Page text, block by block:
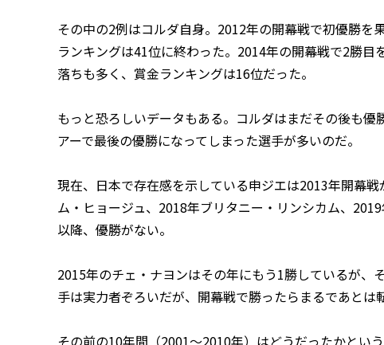
その中の2例はコルダ自身。2012年の開幕戦で初優勝を
ランキングは41位に終わった。2014年の開幕戦で2勝
落ちも多く、賞金ランキングは16位だった。
もっと恐ろしいデータもある。コルダはまだその後も
アーで最後の優勝になってしまった選手が多いのだ。
現在、日本で存在感を示している申ジエは2013年開幕
ム・ヒョージュ、2018年ブリタニー・リンシカム、
以降、優勝がない。
2015年のチェ・ナヨンはその年にもう1勝しているが、
手は実力者ぞろいだが、開幕戦で勝ったらまるであとは
その前の10年間（2001〜2010年）はどうだったかとい